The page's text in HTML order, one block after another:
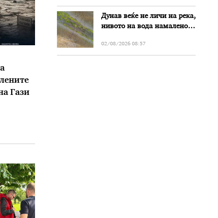
Гази
Дунав веќе не личи на река,
нивото на вода намалено
Бугарија
02/08/2026 08:57